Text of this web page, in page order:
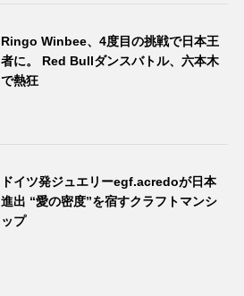
Ringo Winbee、4度目の挑戦で日本王
者に。 Red Bullダンスバトル、六本木
で熱狂
ドイツ発ジュエリーegf.acredoが日本
進出 “愛の密度”を宿すクラフトマンシ
ップ